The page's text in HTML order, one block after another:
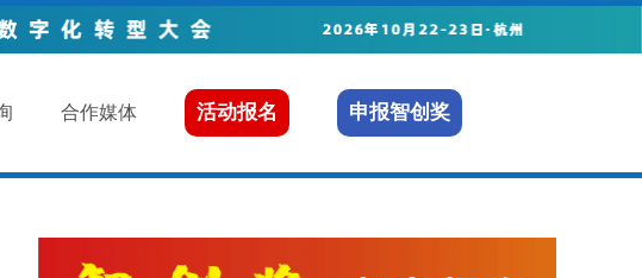
合作媒体 活动报名 申报智创奖